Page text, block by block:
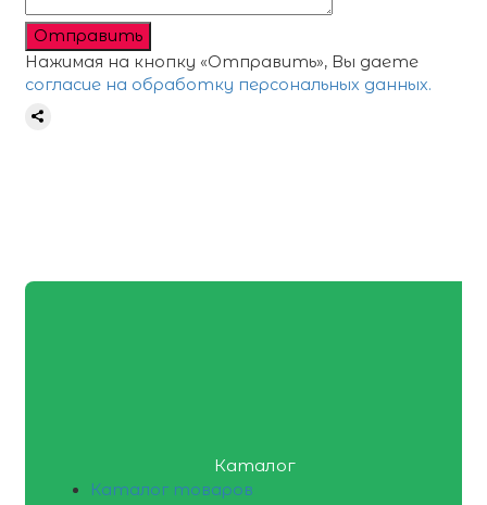
Отправить
Нажимая на кнопку «Отправить», Вы даете
согласие на обработку персональных данных.
Каталог
Каталог товаров